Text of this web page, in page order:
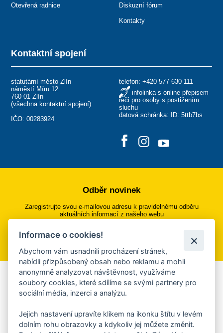
Kontaktní spojení
statutární město Zlín
náměstí Míru 12
760 01 Zlín
(všechna kontaktní spojení)
IČO: 00283924
telefon: +420 577 630 111
infolinka s online přepisem
řeči pro osoby s postižením
sluchu
datová schránka: ID: 5ttb7bs
Otevřená radnice Diskuzní fórum
Kontakty
Odběr novinek
Zaregistrujte svou e-mailovou adresu k pravidelnému odběru
aktuálních informací z našeho webu
Přihlásit se k odběru
Aplikace Mobilní rozhlas
Chcete dostávat do svého mobilu či mailu upozornění na
ankety, pozvánky na kulturní a sportovní akce?
Více informací o aplikaci
Informace o cookies!
Abychom vám usnadnili procházení stránek,
nabídli přizpůsobený obsah nebo reklamu a mohli
anonymně analyzovat návštěvnost, využíváme
soubory cookies, které sdílíme se svými partnery pro
sociální média, inzerci a analýzu.
Jejich nastavení upravíte klikem na ikonku štítu v levém
dolním rohu obrazovky a kdykoliv jej můžete změnit.